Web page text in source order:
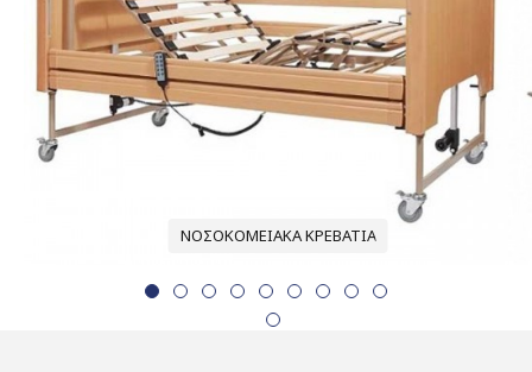
ΝΟΣΟΚΟΜΕΙΑΚΆ ΚΡΕΒΆΤΙΑ